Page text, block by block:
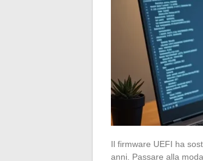
Il firmware UEFI ha
anni. Passare alla